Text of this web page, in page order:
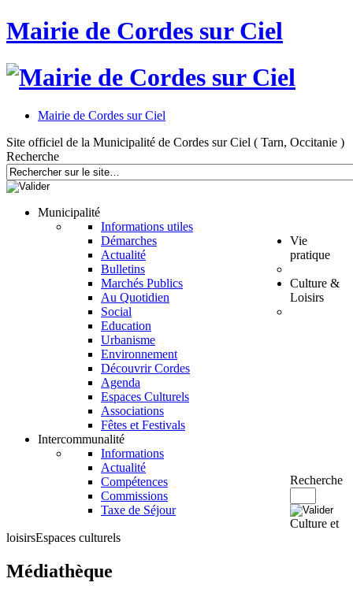
Mairie de Cordes sur Ciel
Mairie de Cordes sur Ciel
Site officiel de la Municipalité de Cordes sur Ciel ( Tarn, Occitanie )
Recherche
Municipalité
Informations utiles
Démarches
Actualité
Bulletins
Marchés Publics
Vie
pratique
Au Quotidien
Social
Education
Urbanisme
Environnement
Culture &
Loisirs
Découvrir Cordes
Agenda
Espaces Culturels
Associations
Fêtes et Festivals
Intercommunalité
Informations
Actualité
Compétences
Commissions
Taxe de Séjour
Recherche
Culture et
loisirsEspaces culturels
Médiathèque